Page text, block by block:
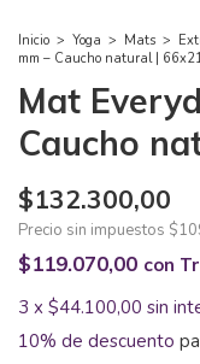
Inicio > Yoga > Mats >
mm – Caucho natural |
Mat
Caucho
$132.300,00
Precio sin impuestos
$119.070,00 con
3 x $44.100,00 sin
10% de descuento